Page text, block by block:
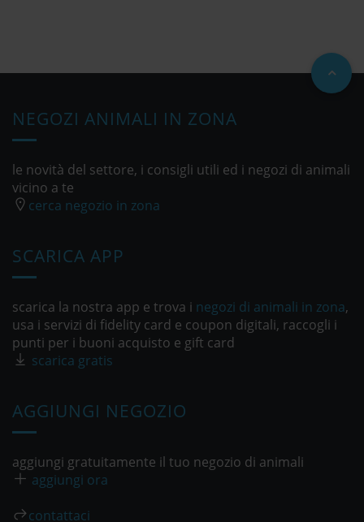
NEGOZI ANIMALI IN ZONA
le novità del settore, i consigli utili ed i negozi di animali
vicino a te
cerca negozio in zona
SCARICA APP
scarica la nostra app e trova i negozi di animali in zona,
usa i servizi di fidelity card e coupon digitali, raccogli i
punti per i buoni acquisto e gift card
scarica gratis
AGGIUNGI NEGOZIO
aggiungi gratuitamente il tuo negozio di animali
aggiungi ora
contattaci